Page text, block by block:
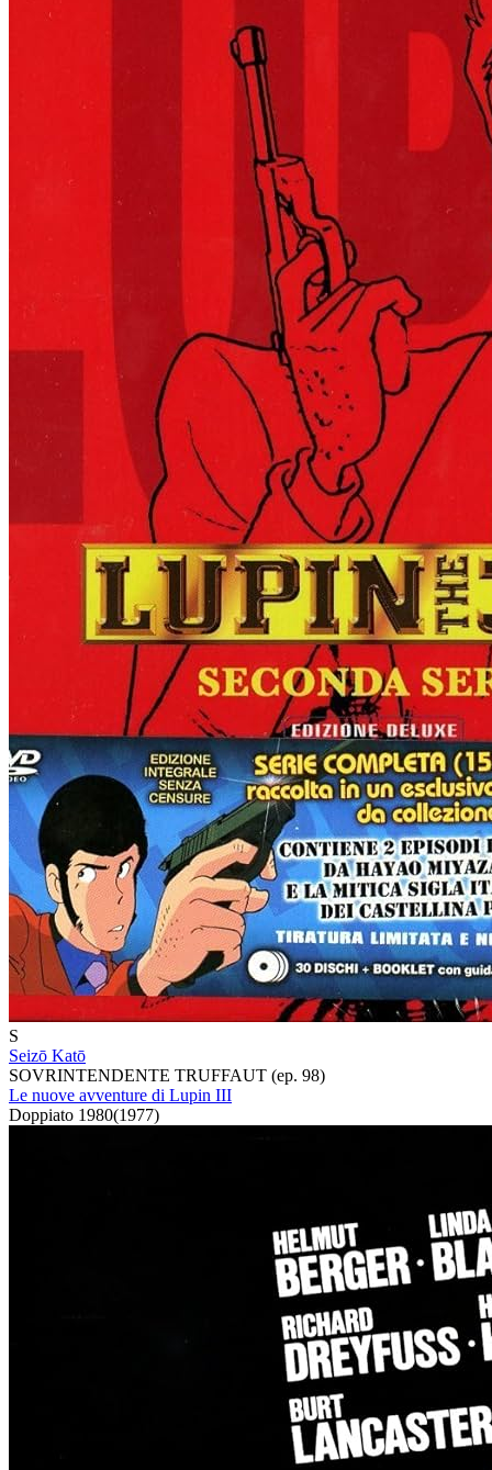
S
Seizō Katō
SOVRINTENDENTE TRUFFAUT (ep. 98)
Le nuove avventure di Lupin III
Doppiato 1980(1977)